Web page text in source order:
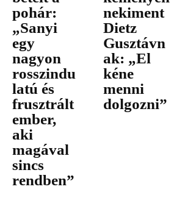
pohár:
„Sanyi
egy
nagyon
rosszindu
latú és
frusztrált
ember,
aki
magával
sincs
rendben”
nekiment
Dietz
Gusztávn
ak: „El
kéne
menni
dolgozni”